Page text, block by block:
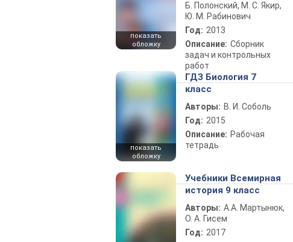
показать
обложку
Б. Полонский, М. С. Якир,
Ю. М. Рабинович
Год: 2013
Описание: Сборник
задач и контрольных
работ
показать
обложку
ГДЗ Биология 7
класс
Авторы: В. И. Соболь
Год: 2015
Описание: Рабочая
тетрадь
Учебники Всемирная
история 9 класс
Авторы: А.А. Мартынюк,
О. А. Гисем
Год: 2017